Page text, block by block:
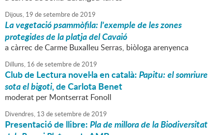
Dijous, 19 desetembrede2019
La vegetació psammòfila: l'exemple de les zones
protegides de la platja del Cavaió
a càrrec de Carme Buxalleu Serras, biòloga arenyenca
Dilluns, 16 desetembrede2019
Club de Lectura novel·la en català:Papitu: el somriure
sota el bigoti, de Carlota Benet
moderat per Montserrat Fonoll
Divendres, 13 desetembrede2019
Presentació de llibre:Pla de millora de la Biodiversitat